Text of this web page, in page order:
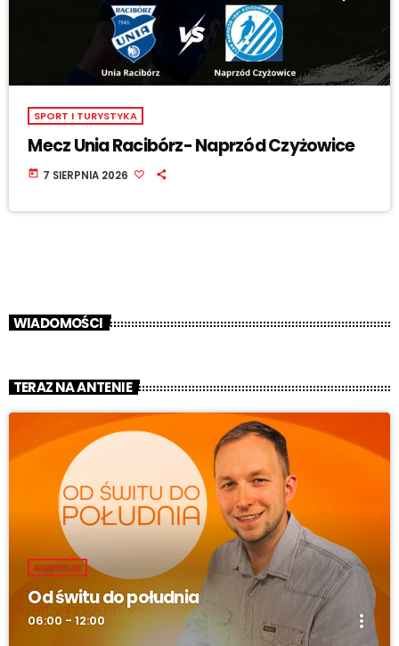
SPORT I TURYSTYKA
Mecz Unia Racibórz- Naprzód Czyżowice
today 7 SIERPNIA 2026
WIADOMOŚCI
TERAZ NA ANTENIE
AUDYCJE
Od świtu do południa
06:00 - 12:00 more_vert